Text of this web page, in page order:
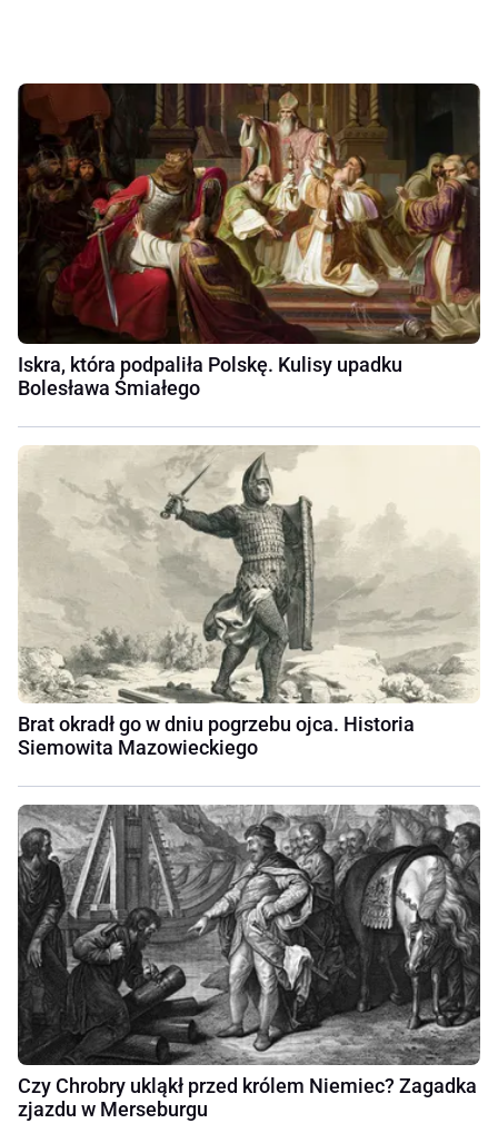
Iskra, która podpaliła Polskę. Kulisy upadku
Bolesława Śmiałego
Brat okradł go w dniu pogrzebu ojca. Historia
Siemowita Mazowieckiego
Czy Chrobry ukląkł przed królem Niemiec? Zagadka
zjazdu w Merseburgu